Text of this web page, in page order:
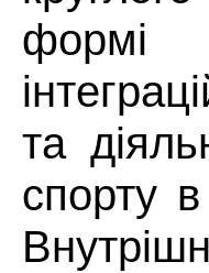
формі
та
спорту в